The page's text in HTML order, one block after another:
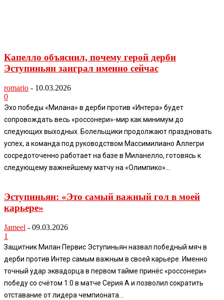
Капелло объяснил, почему герой дерби
Эступиньян заиграл именно сейчас
romario - 10.03.2026
0
Эхо победы «Милана» в дерби против «Интера» будет
сопровождать весь «россонери»-мир как минимум до
следующих выходных. Болельщики продолжают праздновать
успех, а команда под руководством Массимилиано Аллегри
сосредоточенно работает на базе в Миланелло, готовясь к
следующему важнейшему матчу на «Олимпико»...
Эступиньян: «Это самый важный гол в моей
карьере»
Jameel - 09.03.2026
1
Защитник Милан Первис Эступиньян назвал победный мяч в
дерби против Интер самым важным в своей карьере. Именно
точный удар эквадорца в первом тайме принёс «россонери»
победу со счётом 1:0 в матче Серия А и позволил сократить
отставание от лидера чемпионата...